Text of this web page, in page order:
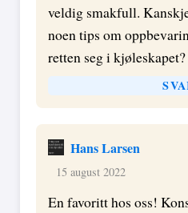
veldig smakfull.
noen tips om
retten seg i kjøleskapet?
Hans Larsen
15 august 2022
En favoritt hos oss!